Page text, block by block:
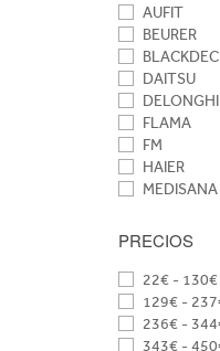
AUFIT
BEURER
DAITSU
DELONGHI
FLAMA
FM
HAIER
MEDISANA
PRINCESS
SOLAC
SP
SPC
TAURUS
PRECIOS
22€ - 130€
129€ -
236€ -
343€ -